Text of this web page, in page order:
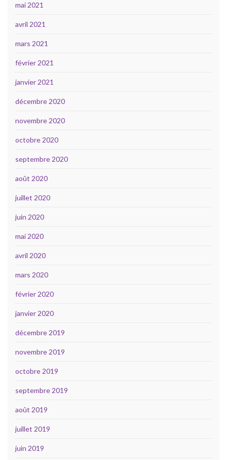
mai 2021
avril 2021
mars 2021
février 2021
janvier 2021
décembre 2020
novembre 2020
octobre 2020
septembre 2020
août 2020
juillet 2020
juin 2020
mai 2020
avril 2020
mars 2020
février 2020
janvier 2020
décembre 2019
novembre 2019
octobre 2019
septembre 2019
août 2019
juillet 2019
juin 2019